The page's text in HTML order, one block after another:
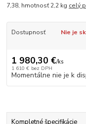
7,38, hmotnosť 2,2 kg celý
Dostupnosť Nie je
1 980,30 €/ks
1 610 € bez DPH
Momentálne nie je k
Kompletné špecifikácie